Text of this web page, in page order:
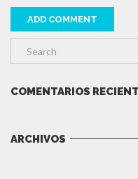
COMENTARIOS
ARCHIVOS